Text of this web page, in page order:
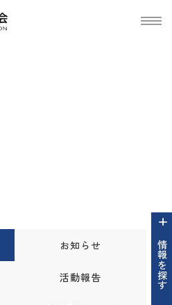
情報を探す
お知らせ
活動報告